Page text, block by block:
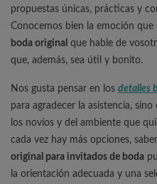
propuestas únicas, prácticas y
Conocemos bien la emoción que
boda original que hable de
que, además, sea útil y bonito.
Nos gusta pensar en los detalles
para agradecer la asistencia,
los novios y del ambiente que
cada vez hay más opciones,
original para invitados de boda
la orientación adecuada y una